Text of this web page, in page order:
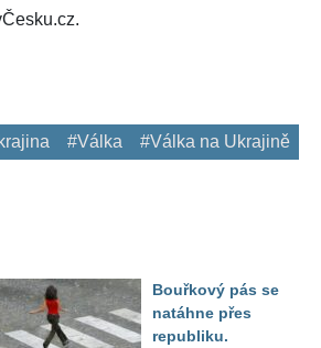
#Válka #Válka na Ukrajině
Bouřkový pás se
natáhne přes
republiku.